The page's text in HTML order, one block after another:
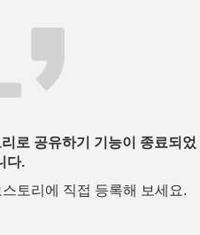
로 공유하기 기능이 종료되었
다.
토리에 직접 등록해 보세요.